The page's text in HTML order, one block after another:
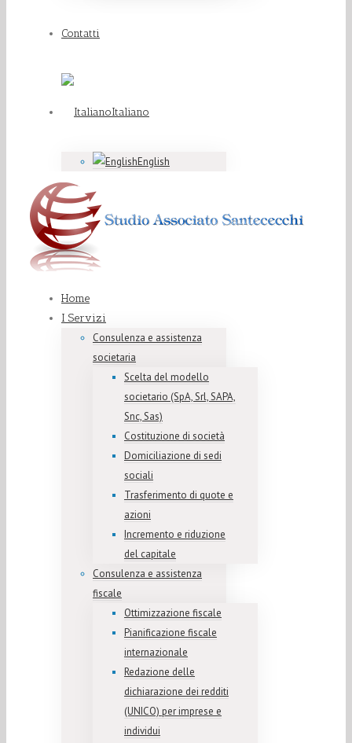
Contatti
Italiano
English
Home
I Servizi
Consulenza e assistenza
societaria
Scelta del modello
societario (SpA, Srl, SAPA,
Snc, Sas)
Costituzione di società
Domiciliazione di sedi
sociali
Trasferimento di quote e
azioni
Incremento e riduzione
del capitale
Consulenza e assistenza
fiscale
Ottimizzazione fiscale
Pianificazione fiscale
internazionale
Redazione delle
dichiarazione dei redditi
(UNICO) per imprese e
individui